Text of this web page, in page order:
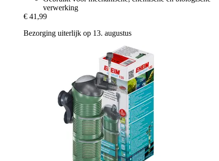
verwerking
€ 41,99
Bezorging uiterlijk op 13. augustus